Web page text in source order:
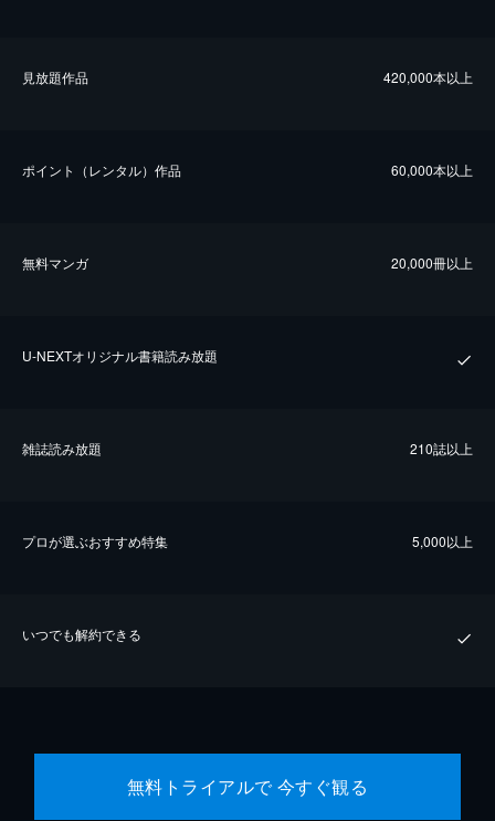
⾒放題作品 420,000本以上
ポイント（レンタル）作品 60,000本以上
無料マンガ 20,000冊以上
U-NEXTオリジナル書籍読み放題
雑誌読み放題 210誌以上
プロが選ぶおすすめ特集 5,000以上
いつでも解約できる
無料トライアルで 今すぐ観る